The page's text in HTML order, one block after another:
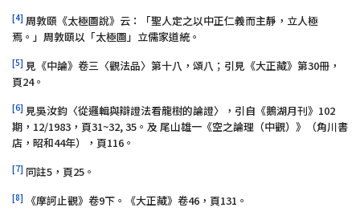
[4] 周敦頤《太極圖說》云：「聖人定之以中正仁義而主靜，立人極
焉。」周敦頤以「太極圖」立儒家道統。
[5] 見《中論》卷三〈觀法品〉第十八，頌八；引見《大正藏》第30冊，
頁24。
[6] 見吳汝鈞〈從邏輯與辯證法看龍樹的論證〉，引自《鵝湖月刊》102
期，12/1983，頁31~32, 35。及 尾山雄一《空之論理（中觀）》（角川書
店，昭和44年），頁116。
[7] 同註5，頁25。
[8] 《摩訶止觀》卷9下。《大正藏》卷46，頁131。